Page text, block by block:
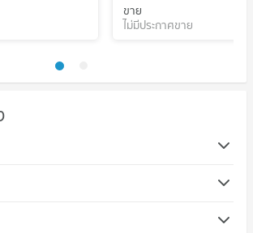
ขาย
ไม่มีประกาศขาย
ะยอง